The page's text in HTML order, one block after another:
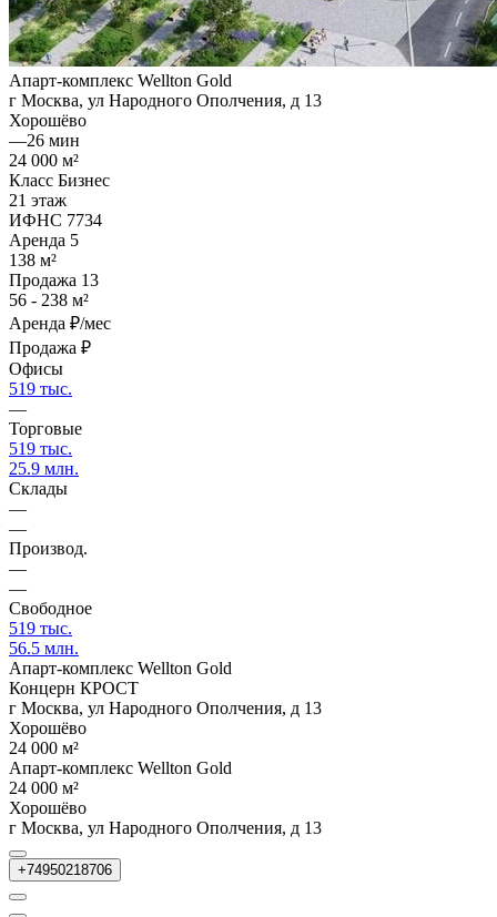
Апарт-комплекс Wellton Gold
г Москва, ул Народного Ополчения, д 13
Хорошёво
—26 мин
24 000 м²
Класс Бизнес
21 этаж
ИФНС 7734
Аренда 5
138 м²
Продажа 13
56 - 238 м²
Аренда ₽/мес
Продажа ₽
Офисы
519 тыс.
—
Торговые
519 тыс.
25.9 млн.
Склады
—
—
Производ.
—
—
Свободное
519 тыс.
56.5 млн.
Апарт-комплекс Wellton Gold
Концерн КРОСТ
г Москва, ул Народного Ополчения, д 13
Хорошёво
24 000 м²
Апарт-комплекс Wellton Gold
24 000 м²
Хорошёво
г Москва, ул Народного Ополчения, д 13
+74950218706